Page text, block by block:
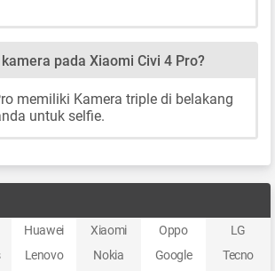
pada Xiaomi Civi 4 Pro?
memiliki Kamera triple di belakang
untuk selfie.
Huawei Xiaomi Oppo
LG
Lenovo Nokia Google
Tecno